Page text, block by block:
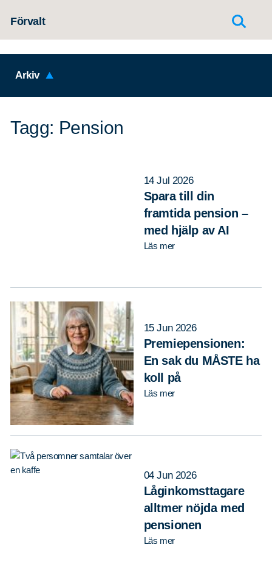
Förvalt
Arkiv
Tagg: Pension
14 Jul 2026
Spara till din
framtida pension –
med hjälp av AI
Läs mer
15 Jun 2026
Premiepensionen:
En sak du MÅSTE ha
koll på
Läs mer
04 Jun 2026
Låginkomsttagare
alltmer nöjda med
pensionen
Läs mer